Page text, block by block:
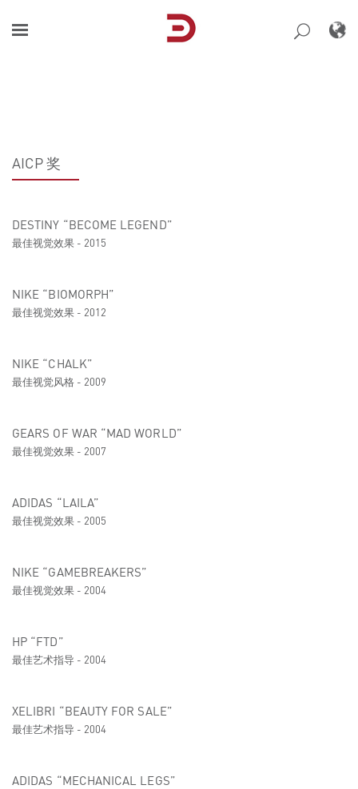
content
AICP 奖
DESTINY “BECOME LEGEND”
最佳视觉效果 - 2015
NIKE “BIOMORPH”
最佳视觉效果 - 2012
NIKE “CHALK”
最佳视觉风格 - 2009
GEARS OF WAR “MAD WORLD”
最佳视觉效果 - 2007
ADIDAS “LAILA”
最佳视觉效果 - 2005
NIKE “GAMEBREAKERS”
最佳视觉效果 - 2004
HP “FTD”
最佳艺术指导 - 2004
XELIBRI “BEAUTY FOR SALE”
最佳艺术指导 - 2004
ADIDAS “MECHANICAL LEGS”